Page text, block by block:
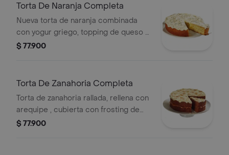
Torta De Naranja Completa
Nueva torta de naranja combinada
con yogur griego, topping de queso y
semillas de chía natural para 12
$ 77.900
Torta De Zanahoria Completa
Torta de zanahoria rallada, rellena con
arequipe , cubierta con frosting de
queso crema y trocitos de almendra
$ 77.900